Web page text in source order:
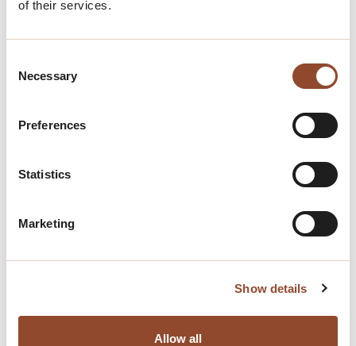
of their services.
Selection
Necessary
Preferences
Statistics
Marketing
Show details
Allow all